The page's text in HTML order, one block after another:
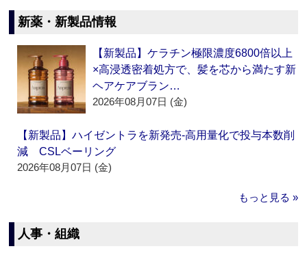
新薬・新製品情報
【新製品】ケラチン極限濃度6800倍以上
×高浸透密着処方で、髪を芯から満たす新
ヘアケアブラン…
2026年08月07日 (金)
【新製品】ハイゼントラを新発売‐高用量化で投与本数削
減 CSLベーリング
2026年08月07日 (金)
もっと見る »
人事・組織